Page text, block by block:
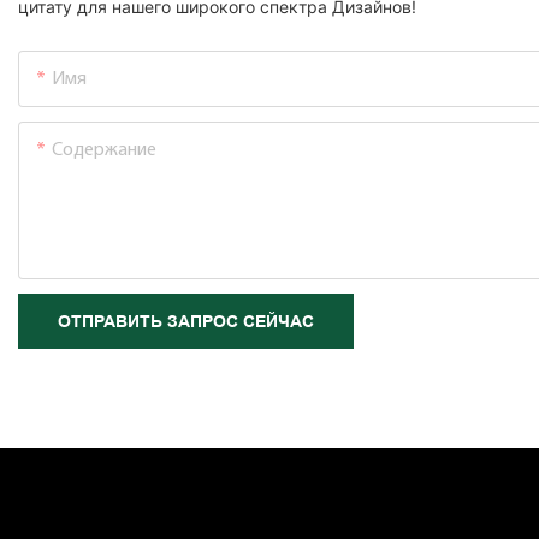
цитату для нашего широкого спектра Дизайнов!
Имя
Содержание
ОТПРАВИТЬ ЗАПРОС СЕЙЧАС